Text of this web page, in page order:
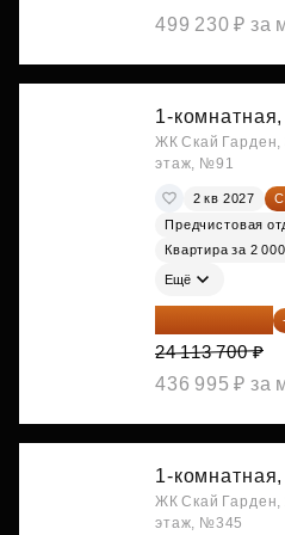
499 230 ₽ за
1-комнатная,
ЖК Скай Гарден,
этаж, №91
2 кв 2027
Предчистовая
Квартира за 2
Ещё
20 014 371 ₽
24 113 700 ₽
436 995 ₽ за
1-комнатная,
ЖК Скай Гарден,
этаж, №345